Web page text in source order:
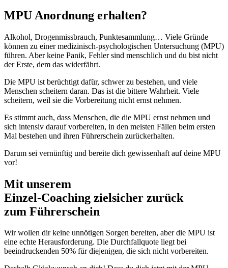
MPU Anordnung erhalten?
Alkohol, Drogenmissbrauch, Punktesammlung… Viele Gründe
können zu einer medizinisch-psychologischen Untersuchung (MPU)
führen. Aber keine Panik, Fehler sind menschlich und du bist nicht
der Erste, dem das widerfährt.
Die MPU ist berüchtigt dafür, schwer zu bestehen, und viele
Menschen scheitern daran. Das ist die bittere Wahrheit. Viele
scheitern, weil sie die Vorbereitung nicht ernst nehmen.
Es stimmt auch, dass Menschen, die die MPU ernst nehmen und
sich intensiv darauf vorbereiten, in den meisten Fällen beim ersten
Mal bestehen und ihren Führerschein zurückerhalten.
Darum sei vernünftig und bereite dich gewissenhaft auf deine MPU
vor!
Mit unserem
Einzel-Coaching zielsicher zurück
zum Führerschein
Wir wollen dir keine unnötigen Sorgen bereiten, aber die MPU ist
eine echte Herausforderung. Die Durchfallquote liegt bei
beeindruckenden 50% für diejenigen, die sich nicht vorbereiten.